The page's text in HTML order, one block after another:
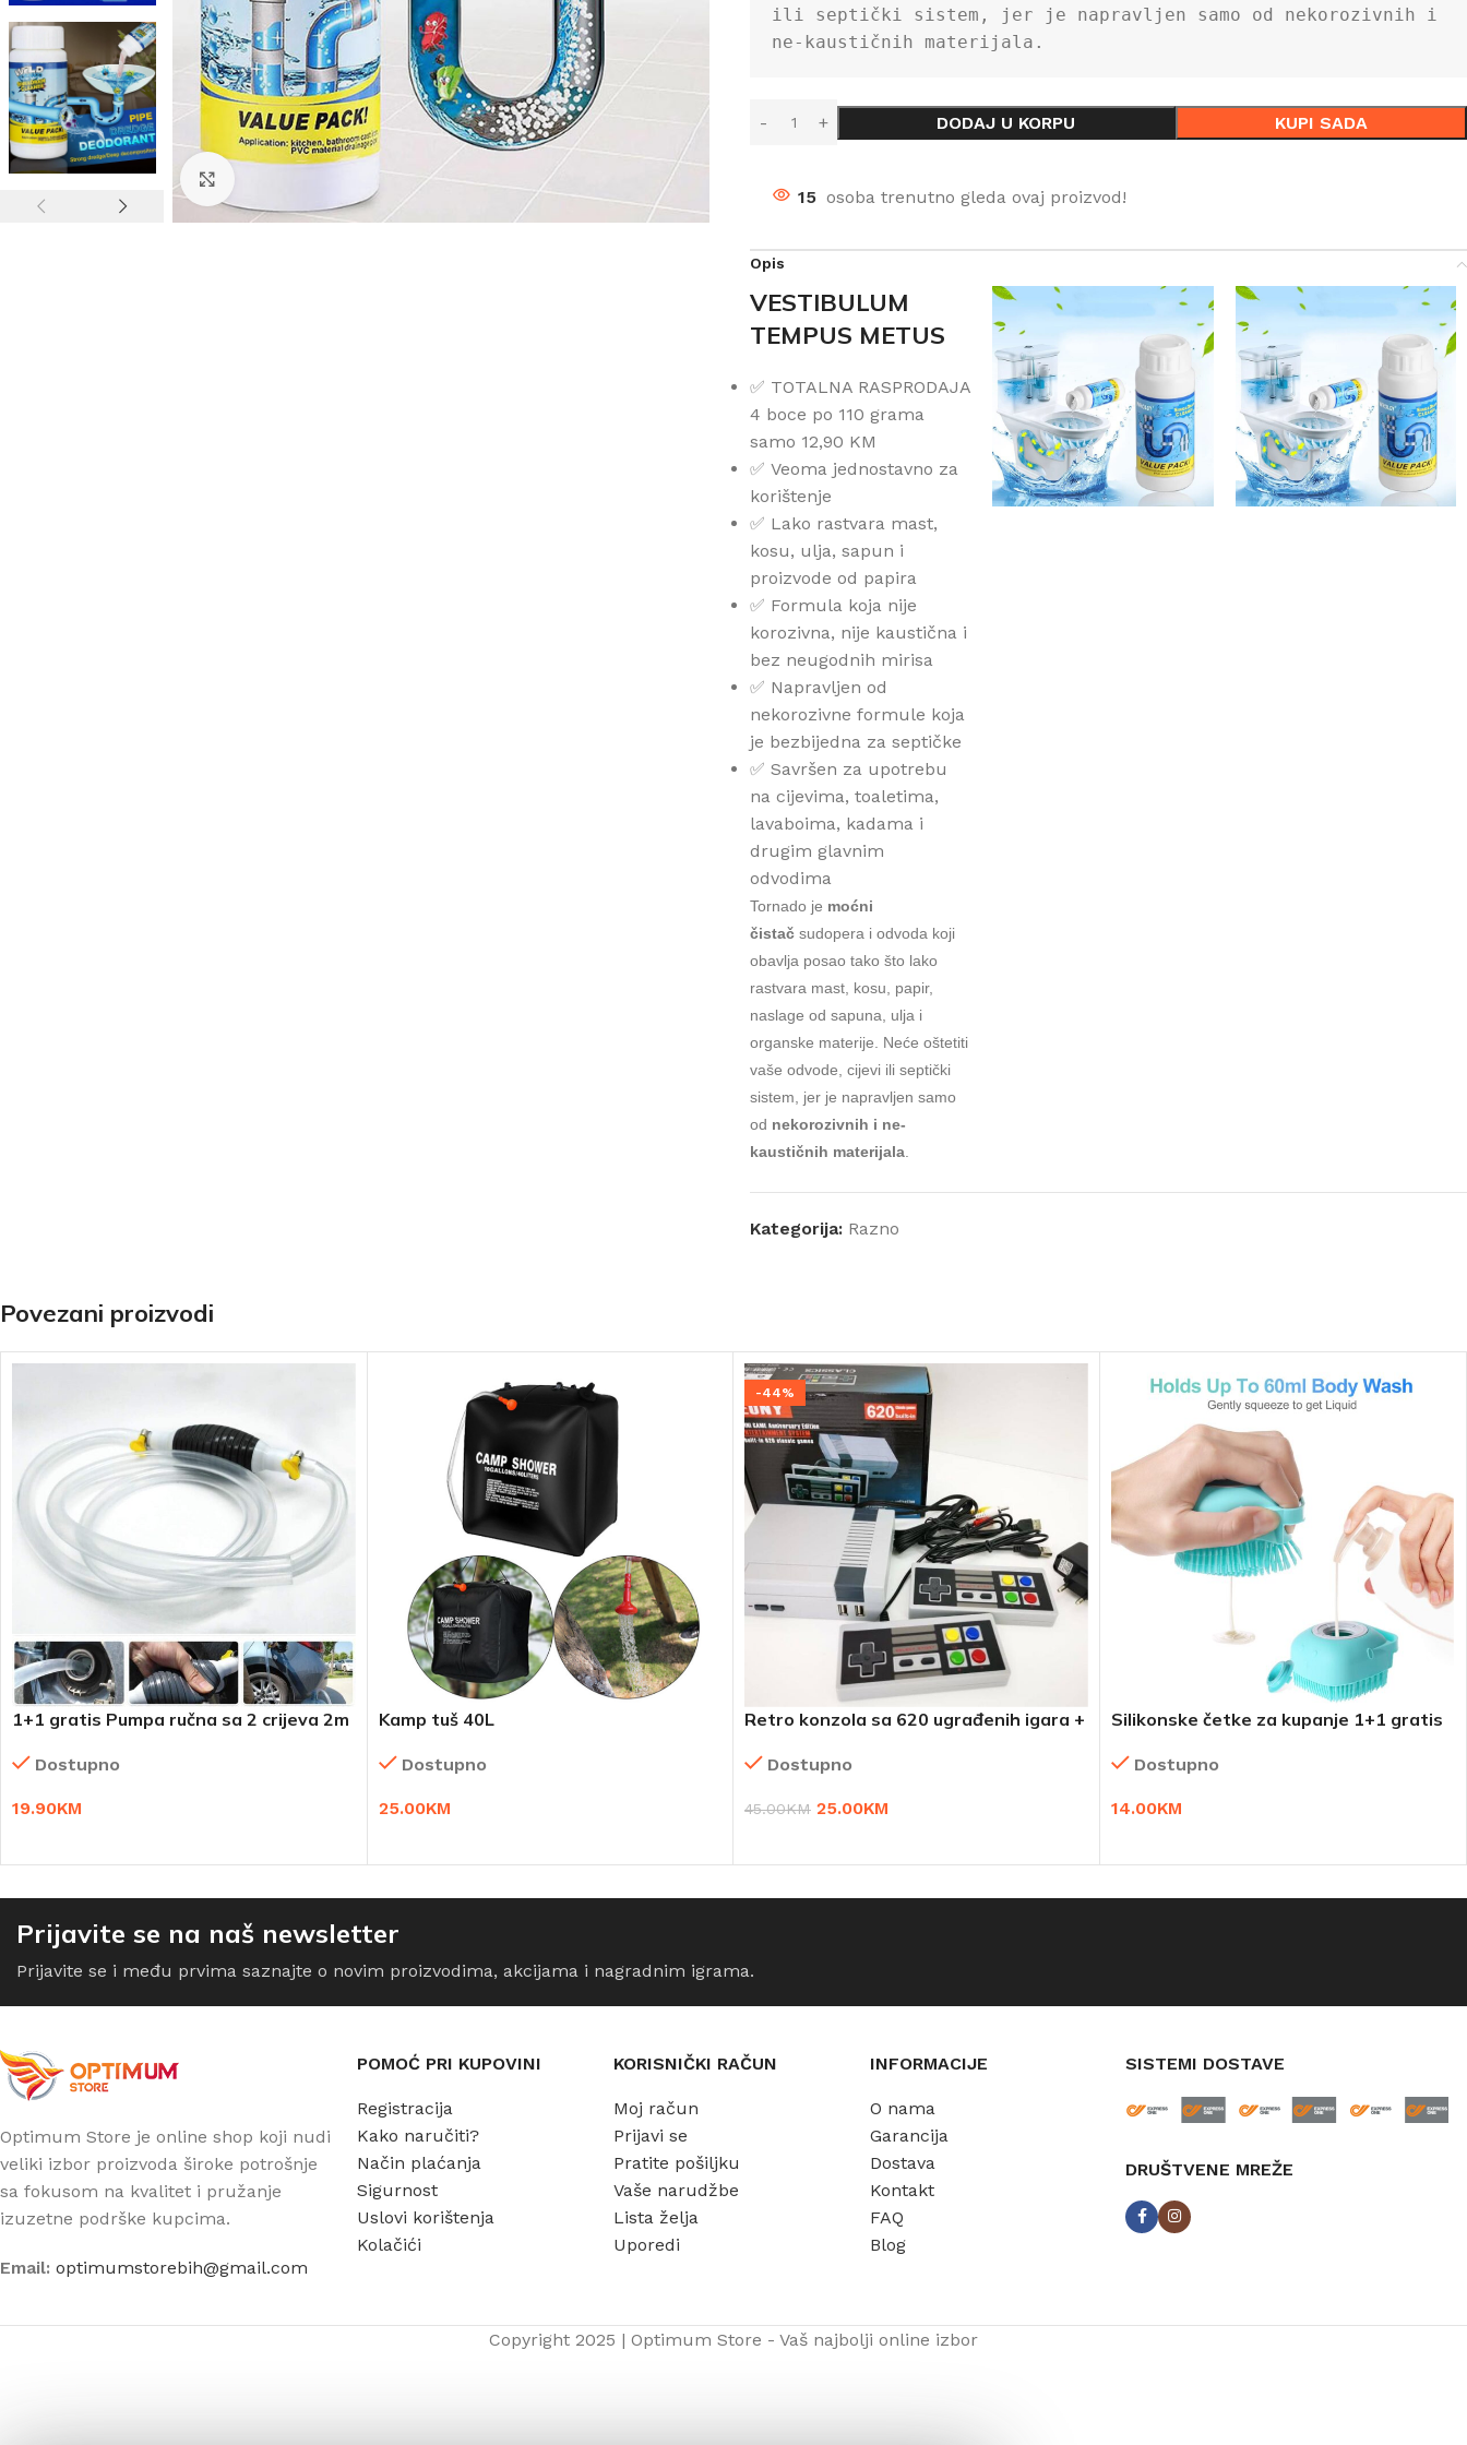
ili septički sistem, jer je napravljen samo od nekorozivnih i
ne-kaustičnih materijala.
DODAJ U KORPU KUPI SADA
15 osoba trenutno gleda ovaj proizvod!
Opis
VESTIBULUM
TEMPUS METUS
✅ TOTALNA RASPRODAJA
4 boce po 110 grama
samo 12,90 KM
✅ Veoma jednostavno za
korištenje
✅ Lako rastvara mast,
kosu, ulja, sapun i
proizvode od papira
✅ Formula koja nije
korozivna, nije kaustična i
bez neugodnih mirisa
✅ Napravljen od
nekorozivne formule koja
je bezbijedna za septičke
✅ Savršen za upotrebu
na cijevima, toaletima,
lavaboima, kadama i
drugim glavnim
odvodima
Tornado je moćni
čistač sudopera i odvoda koji
obavlja posao tako što lako
rastvara mast, kosu, papir,
naslage od sapuna, ulja i
organske materije. Neće oštetiti
vaše odvode, cijevi ili septički
sistem, jer je napravljen samo
od nekorozivnih i ne-
kaustičnih materijala
Kategorija: Razno
Povezani proizvodi
1+1 gratis Pumpa ručna sa 2 crijeva 2m
Dostupno
19.90KM
Kamp tuš 40L
Dostupno
25.00KM
-44%
Retro konzola sa 620 ugrađenih igara +
Dostupno
45.00KM 25.00KM
Silikonske četke za kupanje 1+1 gratis
Dostupno
14.00KM
Prijavite se na naš newsletter
Prijavite se i među prvima saznajte o novim proizvodima, akcijama i nagradnim igrama.
Optimum Store je online shop koji nudi
veliki izbor proizvoda široke potrošnje
sa fokusom na kvalitet i pružanje
izuzetne podrške kupcima.
Email: optimumstorebih@gmail.com
POMOĆ PRI KUPOVINI
Registracija
Kako naručiti?
Način plaćanja
Sigurnost
Uslovi korištenja
Kolačići
KORISNIČKI RAČUN
Moj račun
Prijavi se
Pratite pošiljku
Vaše narudžbe
Lista želja
Uporedi
INFORMACIJE
O nama
Garancija
Dostava
Kontakt
FAQ
Blog
SISTEMI DOSTAVE
DRUŠTVENE MREŽE
Copyright 2025 | Optimum Store - Vaš najbolji online izbor